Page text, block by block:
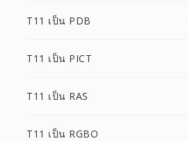
T11 เป็น PDB
T11 เป็น PICT
T11 เป็น RAS
T11 เป็น RGBO